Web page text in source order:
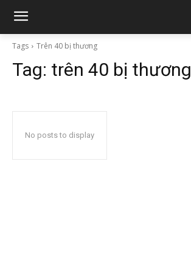
Tags Trên 40 bị thương
Tag: trên 40 bị thương
No posts to display